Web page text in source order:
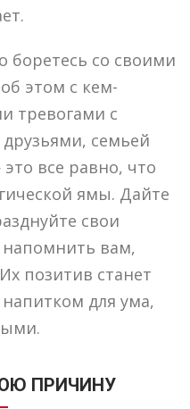
боретесь со своими
этом с кем-
тревогами с
семьей
все равно, что
ямы. Дайте
свои
вам,
позитив станет
для ума,
ПРИЧИНУ